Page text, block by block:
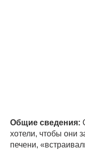
Общие сведения:
хотели, чтобы они
печени,